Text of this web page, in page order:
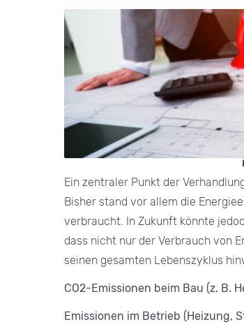
Ein zentraler Punkt der
Bisher stand vor allem die
verbraucht. In Zukunft könnte
dass nicht nur der Verbrauch von
seinen gesamten Lebenszyklus
CO2-Emissionen beim Bau (z. B.
Emissionen im Betrieb (Heizung,